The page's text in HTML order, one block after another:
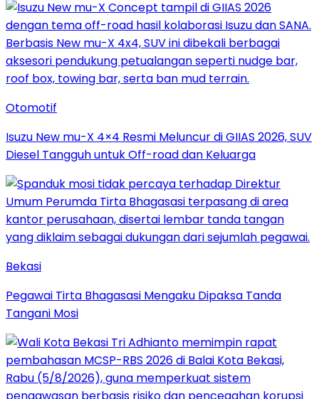
Otomotif
Isuzu New mu-X 4×4 Resmi Meluncur di GIIAS 2026, SUV
Diesel Tangguh untuk Off-road dan Keluarga
Bekasi
Pegawai Tirta Bhagasasi Mengaku Dipaksa Tanda
Tangani Mosi